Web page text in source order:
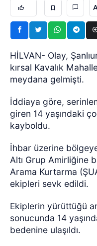
HİLVAN- Olay,
kırsal Kavalık
meydana gelmişti.
İddiaya göre,
giren 14 yaşındaki
kayboldu.
İhbar üzerine
Altı Grup Amirliğine
Arama Kurtarma
ekipleri sevk edildi.
Ekiplerin yürüttüğü
sonucunda 14
bedenine ulaşıldı.